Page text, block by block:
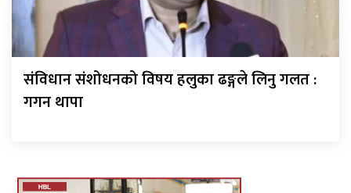
संविधान संशोधनको विषय हलुका ढङ्गले लिनु गलत :
गगन थापा